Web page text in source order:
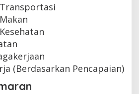
(Berdasarkan Pencapaian)